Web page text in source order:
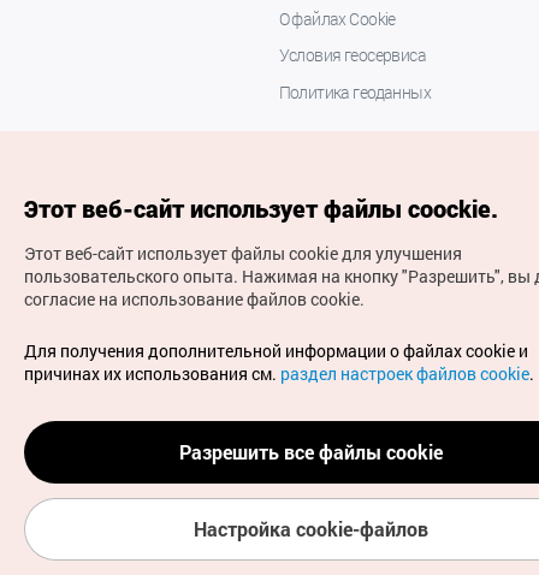
О файлах Cookie
Условия геосервиса
Политика геоданных
(с) Национальная организация туризма Кореи Все
права защищены
Для извещения об ошибках и проблемах, связанных с
работой веб-сайта, направляйте ваши запросы на
официальный адрес электронной почты
russian@knto.or.kr
Этот веб-сайт использует файлы coockie.
Этот веб-сайт использует файлы cookie для улучшения
пользовательского опыта. Нажимая на кнопку "Разрешить", вы
согласие на использование файлов cookie.
Для получения дополнительной информации о файлах cookie и
причинах их использования см. раздел настроек файлов cookie.
Разрешить все файлы cookie
Настройка cookie-файлов